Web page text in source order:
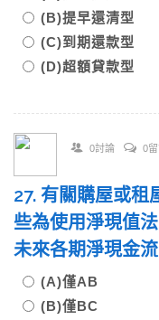
(B)提早還清型
(C)到期還款型
(D)超額貸款型
0討論 0
27. 有關購屋或租
些為使用淨現值
未來各期淨現金
(A)僅AB
(B)僅BC